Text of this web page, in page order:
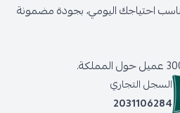
احتياجك اليومي، بجودة مضمونة
السجل التجاري
2031106284